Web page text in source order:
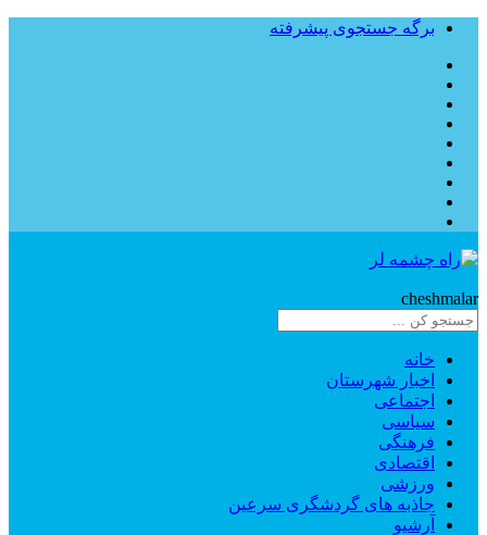
برگه جستجوی پیشرفته
cheshmalar
خانه
اخبار شهرستان
اجتماعی
سیاسی
فرهنگی
اقتصادی
ورزشی
جاذبه های گردشگری سرعین
آرشیو